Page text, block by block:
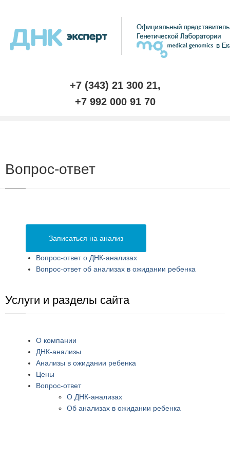
+7 (343) 21 300 21,
+7 992 000 91 70
Вопрос-ответ
Записаться на анализ
Вопрос-ответ о ДНК-анализах
Вопрос-ответ об анализах в ожидании ребенка
Услуги и разделы сайта
О компании
ДНК-анализы
Анализы в ожидании ребенка
Цены
Вопрос-ответ
О ДНК-анализах
Об анализах в ожидании ребенка